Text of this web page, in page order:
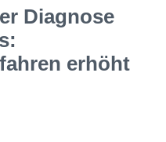
Diagnose
erhöht